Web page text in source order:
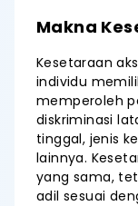
Makna
Kesetaraan
individu
memperoleh
diskriminasi
tinggal, jenis
lainnya.
yang sama,
adil sesuai